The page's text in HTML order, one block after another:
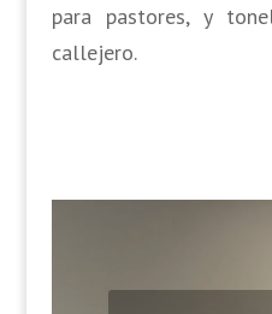
para pastores, y
callejero.